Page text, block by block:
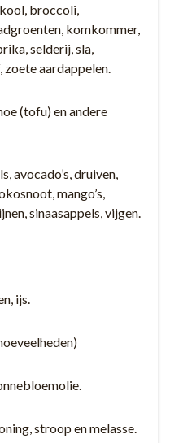
broccoli,
komkommer,
selderij, sla,
aardappelen.
(tofu) en andere
avocado’s, druiven,
mango’s,
sinaasappels, vijgen.
ijs.
stroop en melasse.